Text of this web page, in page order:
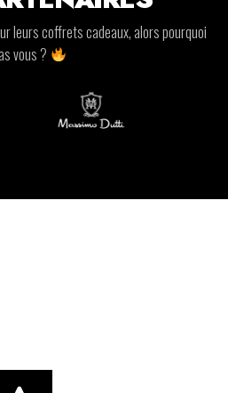
leurs coffrets cadeaux, alors pourquoi
vous ?